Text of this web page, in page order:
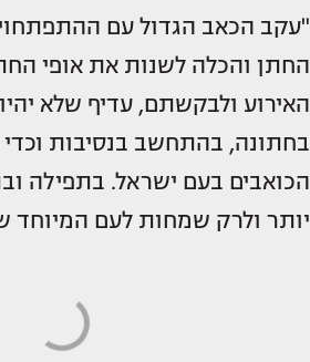
"עקב הכאב הגדול עם
החתן והכלה לשנות את אופי
האירוע ולבקשתם, עדיף שלא
בחתונה, בהתחשב בנסיבות
הכואבים בעם ישראל. בתפילה
יותר ולרק שמחות לעם המיוחד